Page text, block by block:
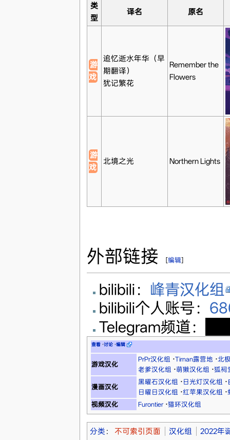
类
型
译名 原名
游
戏
追忆逝水年华（早
期翻译）
犹记繁花
Remember the
Flowers
游
戏
北境之光 Northern Lights
外部链接 [编辑]
bilibili： 峰青汉化组
bilibili个人账号：
Telegram频道：
查看·讨论·编辑
游戏汉化
PrPr汉化组 ·Tirnan露营地 ·北
老爹汉化组 ·萌獭汉化组 ·狐祠
漫画汉化
黑曜石汉化组 · 日光灯汉化组 ·
日曜日汉化组 ·红苹果汉化组 ·
视频汉化
Furontier·猫环汉化组
分类 ： 不可索引页面 汉化组 2022年